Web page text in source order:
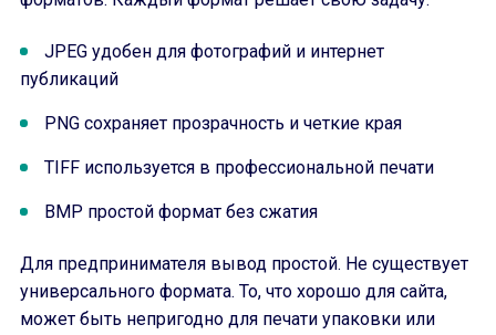
JPEG удобен для фотографий и интернет
публикаций
PNG сохраняет прозрачность и четкие края
TIFF используется в профессиональной печати
BMP простой формат без сжатия
Для предпринимателя вывод простой. Не существует
универсального формата. То, что хорошо для сайта,
может быть непригодно для печати упаковки или